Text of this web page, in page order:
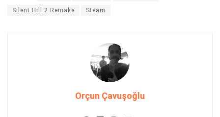
Silent Hill 2 Remake Steam
Orçun Çavuşoğlu